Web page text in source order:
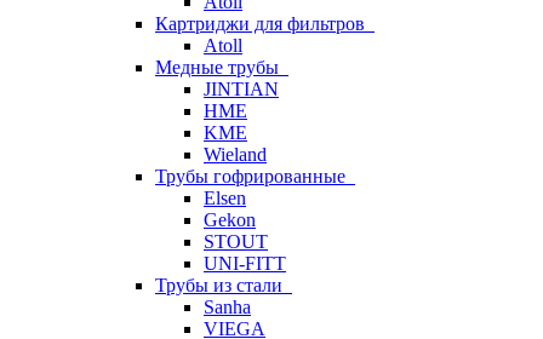
Картриджи для фильтров
Atoll
Медные трубы
JINTIAN
HME
KME
Wieland
Трубы гофрированные
Elsen
Gekon
STOUT
UNI-FITT
Трубы из стали
Sanha
VIEGA